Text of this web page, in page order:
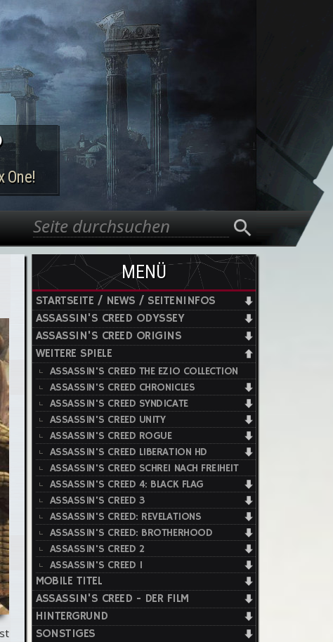
One!
Suchformular
Suche
MENÜ
STARTSEITE / NEWS / SEITENINFOS
ASSASSIN'S CREED ODYSSEY
ASSASSIN'S CREED ORIGINS
WEITERE SPIELE
ASSASSIN'S CREED THE EZIO COLLECTION
ASSASSIN'S CREED CHRONICLES
ASSASSIN'S CREED SYNDICATE
ASSASSIN'S CREED UNITY
ASSASSIN'S CREED ROGUE
ASSASSIN'S CREED LIBERATION HD
ASSASSIN'S CREED SCHREI NACH FREIHEIT
ASSASSIN'S CREED 4: BLACK FLAG
ASSASSIN'S CREED 3
ASSASSIN'S CREED: REVELATIONS
ASSASSIN'S CREED: BROTHERHOOD
ASSASSIN'S CREED 2
ASSASSIN'S CREED 1
MOBILE TITEL
ASSASSIN'S CREED - DER FILM
HINTERGRUND
SONSTIGES